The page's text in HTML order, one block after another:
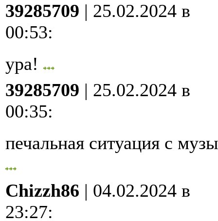
39285709 | 25.02.2024 в
00:53:
ура!
39285709 | 25.02.2024 в
00:35:
печальная ситуация с
Chizzh86 | 04.02.2024 в
23:27: